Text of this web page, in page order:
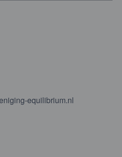
equilibrium.nl